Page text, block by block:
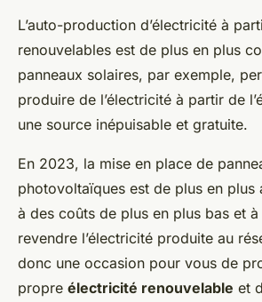
L’auto-production d’électricité à
renouvelables est de plus en plus
panneaux solaires, par exemple,
produire de l’électricité à partir de
une source inépuisable et gratuite.
En 2023, la mise en place de
photovoltaïques est de plus en plus
à des coûts de plus en plus bas et
revendre l’électricité produite au
donc une occasion pour vous de
propre électricité renouvelable et